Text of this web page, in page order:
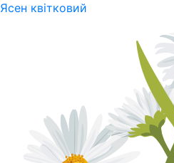
Ясен квітковий